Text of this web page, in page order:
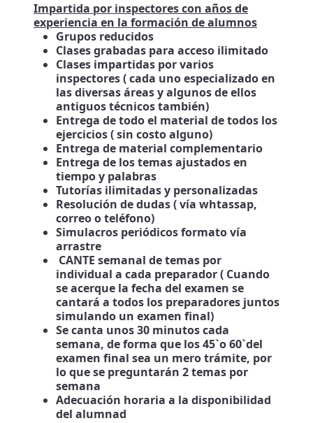
Impartida por inspectores con años de
experiencia en la formación de alumnos
Grupos reducidos
Clases grabadas para acceso ilimitado
Clases impartidas por varios
inspectores ( cada uno especializado en
las diversas áreas y algunos de ellos
antiguos técnicos también)
Entrega de todo el material de todos los
ejercicios ( sin costo alguno)
Entrega de material complementario
Entrega de los temas ajustados en
tiempo y palabras
Tutorías ilimitadas y personalizadas
Resolución de dudas ( vía whtassap,
correo o teléfono)
Simulacros periódicos formato vía
arrastre
CANTE semanal de temas por
individual a cada preparador ( Cuando
se acerque la fecha del examen se
cantará a todos los preparadores juntos
simulando un examen final)
Se canta unos 30 minutos cada
semana, de forma que los 45`o 60`del
examen final sea un mero trámite, por
lo que se preguntarán 2 temas por
semana
Adecuación horaria a la disponibilidad
del alumnad